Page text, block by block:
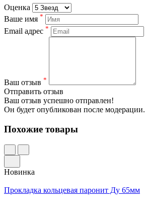
Оценка
Ваше имя *
Email адрес *
Ваш отзыв *
Отправить отзыв
Ваш отзыв успешно отправлен!
Он будет опубликован после модерации.
Похожие товары
Новинка
Прокладка кольцевая паронит Ду 65мм